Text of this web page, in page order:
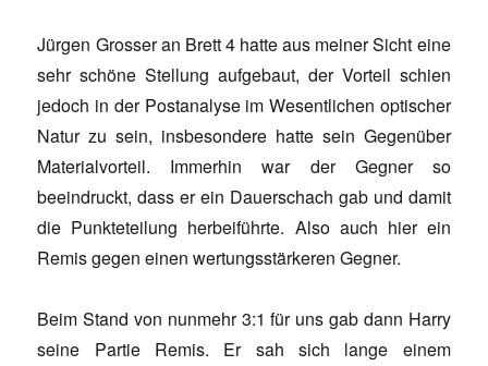
Jürgen Grosser an Brett 4 hatte aus meiner Sicht eine
sehr schöne Stellung aufgebaut, der Vorteil schien
jedoch in der Postanalyse im Wesentlichen optischer
Natur zu sein, insbesondere hatte sein Gegenüber
Materialvorteil. Immerhin war der Gegner so
beeindruckt, dass er ein Dauerschach gab und damit
die Punkteteilung herbeiführte. Also auch hier ein
Remis gegen einen wertungsstärkeren Gegner.
Beim Stand von nunmehr 3:1 für uns gab dann Harry
seine Partie Remis. Er sah sich lange einem